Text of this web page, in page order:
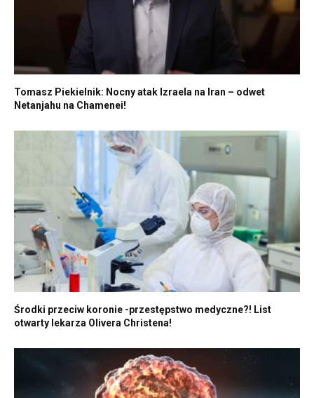
Tomasz Piekielnik: Nocny atak Izraela na Iran – odwet
Netanjahu na Chamenei!
Środki przeciw koronie -przestępstwo medyczne?! List
otwarty lekarza Olivera Christena!